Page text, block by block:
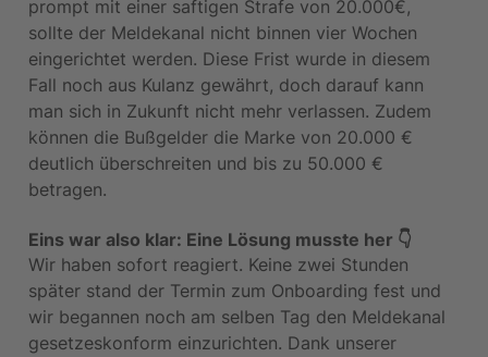
prompt mit einer saftigen Strafe von 20.000€,
sollte der Meldekanal nicht binnen vier Wochen
eingerichtet werden. Diese Frist wurde in diesem
Fall noch aus Kulanz gewährt, doch darauf kann
man sich in Zukunft nicht mehr verlassen. Zudem
können die Bußgelder die Marke von 20.000 €
deutlich überschreiten und bis zu 50.000 €
betragen.
Eins war also klar: Eine Lösung musste her 👇
Wir haben sofort reagiert. Keine zwei Stunden
später stand der Termin zum Onboarding fest und
wir begannen noch am selben Tag den Meldekanal
gesetzeskonform einzurichten. Dank unserer